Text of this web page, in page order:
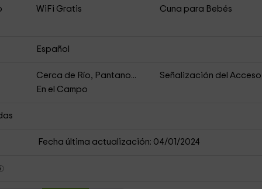
WiFi Gratis
Cuna para Bebés
Español
Cerca de Río, Pantano...
Señalización del Acceso
En el Campo
Fecha última actualización: 04/01/2024